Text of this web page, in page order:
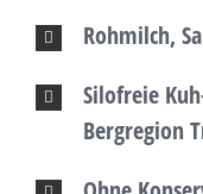
Rohmilch,
Silofreie
Bergregion